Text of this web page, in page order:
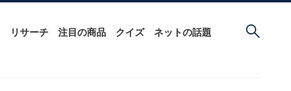
リサーチ 注目の商品 クイズ ネットの話題